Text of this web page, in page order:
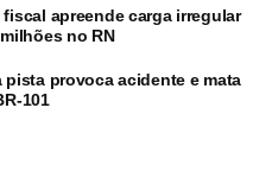
fiscal apreende carga irregular
no RN
pista provoca acidente e mata
101